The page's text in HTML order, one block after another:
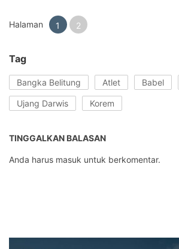
Halaman 1 2
Tag
Bangka Belitung Atlet Babel
Ujang Darwis Korem
TINGGALKAN BALASAN
Anda harus masuk untuk berkomentar.